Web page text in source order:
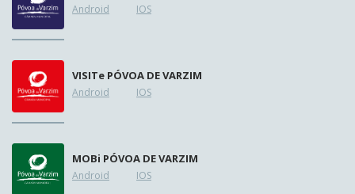
Android IOS
VISITe PÓVOA DE VARZIM
Android IOS
MOBi PÓVOA DE VARZIM
Android IOS